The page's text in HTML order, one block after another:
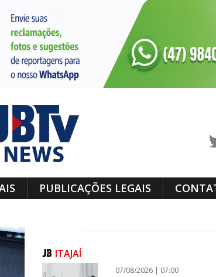
PUBLICAÇÕES LEGAIS
ITAJAÍ
07/08/2026 | 07:00